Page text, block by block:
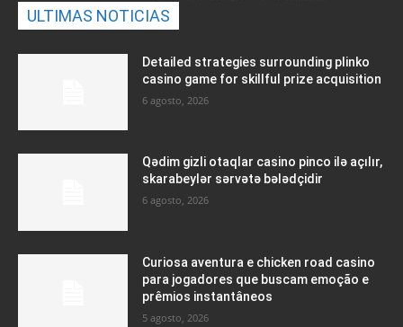
ULTIMAS NOTICIAS
Detailed strategies surrounding plinko
casino game for skillful prize acquisition
6 agosto, 2026
Qədim gizli otaqlar casino pinco ilə açılır,
skarabeylər sərvətə bələdçidir
6 agosto, 2026
Curiosa aventura e chicken road casino
para jogadores que buscam emoção e
prêmios instantâneos
5 agosto, 2026